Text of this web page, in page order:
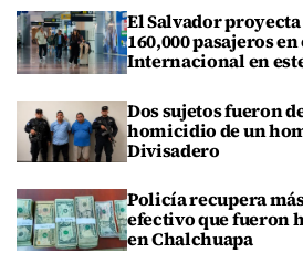
El Salvador
160,000 pasajeros
Internacional en
Dos sujetos fueron
homicidio de un
Divisadero
Policía recupera
efectivo que fueron
en Chalchuapa